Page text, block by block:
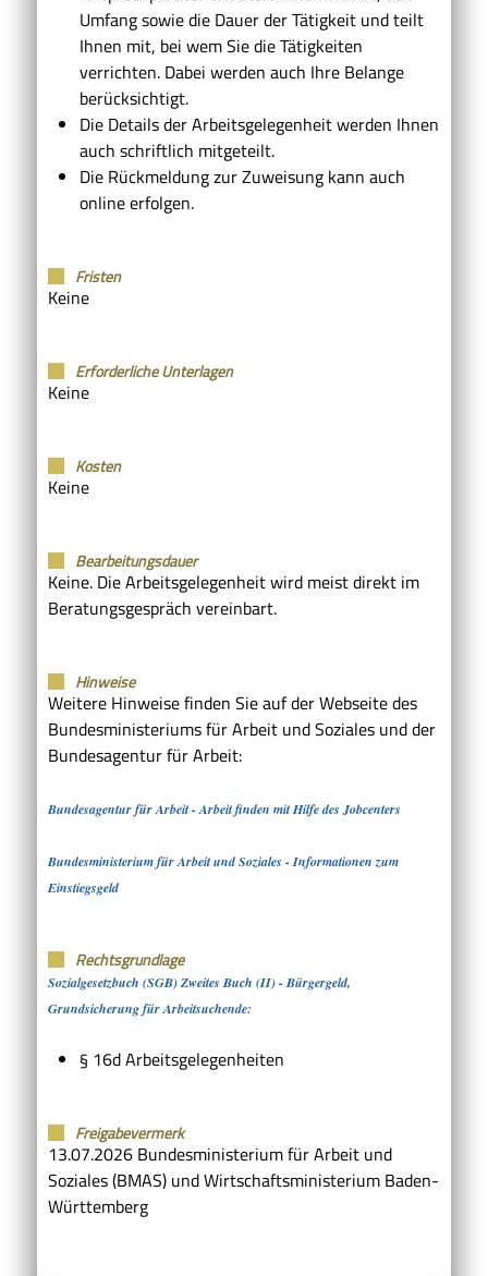
Umfang sowie die Dauer der Tätigkeit und teilt
Ihnen mit, bei wem Sie die Tätigkeiten
verrichten. Dabei werden auch Ihre Belange
berücksichtigt.
Die Details der Arbeitsgelegenheit werden Ihnen
auch schriftlich mitgeteilt.
Die Rückmeldung zur Zuweisung kann auch
online erfolgen.
Fristen
Keine
Erforderliche Unterlagen
Keine
Kosten
Keine
Bearbeitungsdauer
Keine. Die Arbeitsgelegenheit wird meist direkt im
Beratungsgespräch vereinbart.
Hinweise
Weitere Hinweise finden Sie auf der Webseite des
Bundesministeriums für Arbeit und Soziales und der
Bundesagentur für Arbeit:
Bundesagentur für Arbeit - Arbeit finden mit Hilfe des Jobcenters
Bundesministerium für Arbeit und Soziales - Informationen zum
Einstiegsgeld
Rechtsgrundlage
Sozialgesetzbuch (SGB) Zweites Buch (II) - Bürgergeld,
Grundsicherung für Arbeitsuchende:
§ 16d Arbeitsgelegenheiten
Freigabevermerk
13.07.2026 Bundesministerium für Arbeit und
Soziales (BMAS) und Wirtschaftsministerium Baden-
Württemberg